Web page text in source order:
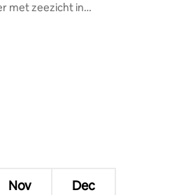
uit 5, 8 recensies
met zeezicht in
Nov Dec